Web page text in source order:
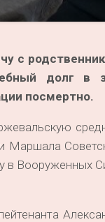
с
долг в
посмертно.
Маршала
в Вооруженных